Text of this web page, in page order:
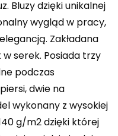
Bluzy dzięki unikalnej
wygląd w pracy,
Zakładana
serek. Posiada trzy
podczas
dwie na
wykonany z wysokiej
g/m2 dzięki której